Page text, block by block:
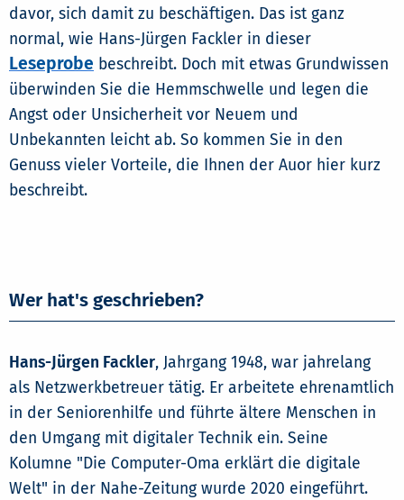
davor, sich damit zu beschäftigen. Das ist ganz
normal, wie Hans-Jürgen Fackler in dieser
Leseprobe beschreibt. Doch mit etwas Grundwissen
überwinden Sie die Hemmschwelle und legen die
Angst oder Unsicherheit vor Neuem und
Unbekannten leicht ab. So kommen Sie in den
Genuss vieler Vorteile, die Ihnen der Auor hier kurz
beschreibt.
Wer hat's geschrieben?
Hans-Jürgen Fackler, Jahrgang 1948, war jahrelang
als Netzwerkbetreuer tätig. Er arbeitete ehrenamtlich
in der Seniorenhilfe und führte ältere Menschen in
den Umgang mit digitaler Technik ein. Seine
Kolumne "Die Computer-Oma erklärt die digitale
Welt" in der Nahe-Zeitung wurde 2020 eingeführt.